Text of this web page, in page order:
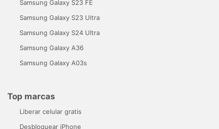
Samsung Galaxy S23 FE
Samsung Galaxy S23 Ultra
Samsung Galaxy S24 Ultra
Samsung Galaxy A36
Samsung Galaxy A03s
Top marcas
Liberar celular gratis
Desbloquear iPhone